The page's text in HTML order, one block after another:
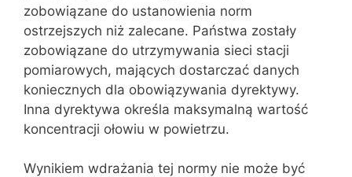
zobowiązane do ustanowienia norm
ostrzejszych niż zalecane. Państwa zostały
zobowiązane do utrzymywania sieci stacji
pomiarowych, mających dostarczać danych
koniecznych dla obowiązywania dyrektywy.
Inna dyrektywa określa maksymalną wartość
koncentracji ołowiu w powietrzu.
Wynikiem wdrażania tej normy nie może być